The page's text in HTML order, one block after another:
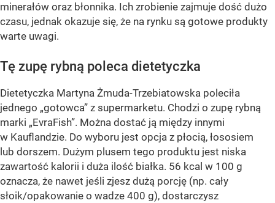
minerałów oraz błonnika. Ich zrobienie zajmuje dość dużo
czasu, jednak okazuje się, że na rynku są gotowe produkty
warte uwagi.
Tę zupę rybną poleca dietetyczka
Dietetyczka Martyna Żmuda-Trzebiatowska poleciła
jednego „gotowca” z supermarketu. Chodzi o zupę rybną
marki „EvraFish”. Można dostać ją między innymi
w Kauflandzie. Do wyboru jest opcja z płocią, łososiem
lub dorszem. Dużym plusem tego produktu jest niska
zawartość kalorii i duża ilość białka. 56 kcal w 100 g
oznacza, że nawet jeśli zjesz dużą porcję (np. cały
słoik/opakowanie o wadze 400 g), dostarczysz